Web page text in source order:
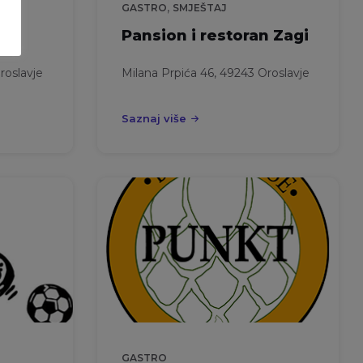
GASTRO, SMJEŠTAJ
Pansion i restoran Zagi
Milana Prpića 46, 49243 Oroslavje
Saznaj više
GASTRO